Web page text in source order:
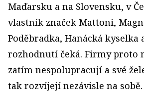
Maďarsku a na Slovensku, v
vlastník značek Mattoni,
Poděbradka, Hanácká kyselka
rozhodnutí čeká. Firmy proto
zatím nespolupracují a své
tak rozvíjejí nezávisle na sobě.